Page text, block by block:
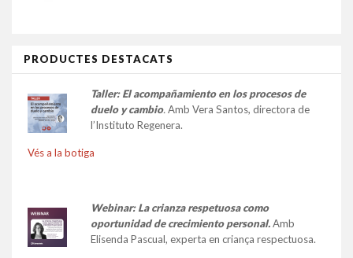
PRODUCTES DESTACATS
Taller: El acompañamiento en los procesos de
duelo y cambio. Amb Vera Santos, directora de
l’Instituto Regenera.
Vés a la botiga
Webinar: La crianza respetuosa como
oportunidad de crecimiento personal.Amb
Elisenda Pascual, experta en criança respectuosa.